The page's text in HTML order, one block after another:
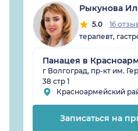
Рыкунова
5.0
16
терапевт,
Панацея в
г Волгоград, пр-кт им.
38 стр 1
Красноармейский
Записаться на